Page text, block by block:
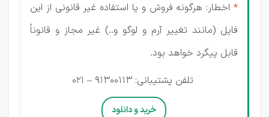
* اخطار: هرگونه فروش و یا استفاده غیر قانونی از این
فایل (مانند تغییر آرم و لوگو و..) غیر مجاز و قانوناً
قابل پیگرد خواهد بود.
تلفن پشتیبانی: 91300113 – 021
خرید و دانلود